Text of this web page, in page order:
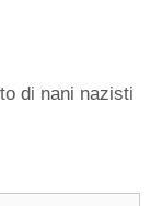
di nani nazisti